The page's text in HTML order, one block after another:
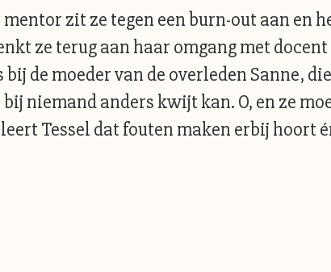
zit ze tegen een burn-out aan en
ze terug aan haar omgang met
de moeder van de overleden Sanne,
niemand anders kwijt kan. O, en ze
Tessel dat fouten maken erbij hoort